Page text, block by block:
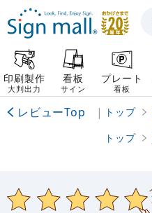
印刷製作
大判出力
看板
サイン
プレート
看板
レビューTop | トップ
トップ